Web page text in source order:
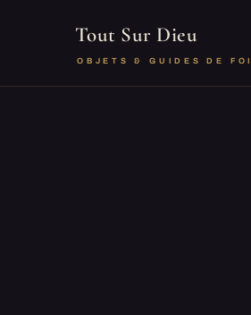
Tout Sur Dieu
OBJETS & GUIDES DE FOI